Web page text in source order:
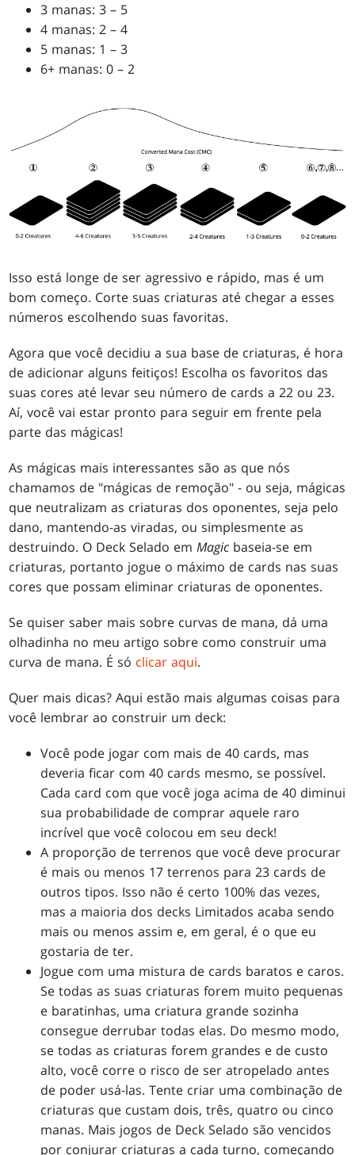
3 manas: 3 – 5
4 manas: 2 – 4
5 manas: 1 – 3
6+ manas: 0 – 2
Isso está longe de ser agressivo e rápido, mas é um
bom começo. Corte suas criaturas até chegar a esses
números escolhendo suas favoritas.
Agora que você decidiu a sua base de criaturas, é hora
de adicionar alguns feitiços! Escolha os favoritos das
suas cores até levar seu número de cards a 22 ou 23.
Aí, você vai estar pronto para seguir em frente pela
parte das mágicas!
As mágicas mais interessantes são as que nós
chamamos de "mágicas de remoção" - ou seja, mágicas
que neutralizam as criaturas dos oponentes, seja pelo
dano, mantendo-as viradas, ou simplesmente as
destruindo. O Deck Selado emMagic baseia-se em
criaturas, portanto jogue o máximo de cards nas suas
cores que possam eliminar criaturas de oponentes.
Se quiser saber mais sobre curvas de mana, dá uma
olhadinha no meu artigo sobre como construir uma
curva de mana. É só clicar aqui.
Quer mais dicas? Aqui estão mais algumas coisas para
você lembrar ao construir um deck:
Você pode jogar com mais de 40 cards, mas
deveria ficar com 40 cards mesmo, se possível.
Cada card com que você joga acima de 40 diminui
sua probabilidade de comprar aquele raro
incrível que você colocou em seu deck!
A proporção de terrenos que você deve procurar
é mais ou menos 17 terrenos para 23 cards de
outros tipos. Isso não é certo 100% das vezes,
mas a maioria dos decks Limitados acaba sendo
mais ou menos assim e, em geral, é o que eu
gostaria de ter.
Jogue com uma mistura de cards baratos e caros.
Se todas as suas criaturas forem muito pequenas
e baratinhas, uma criatura grande sozinha
consegue derrubar todas elas. Do mesmo modo,
se todas as criaturas forem grandes e de custo
alto, você corre o risco de ser atropelado antes
de poder usá-las. Tente criar uma combinação de
criaturas que custam dois, três, quatro ou cinco
manas. Mais jogos de Deck Selado são vencidos
por conjurar criaturas a cada turno, começando